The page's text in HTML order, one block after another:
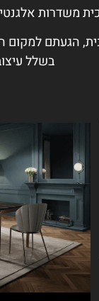
משדרות
הגעתם למקום
בשלל